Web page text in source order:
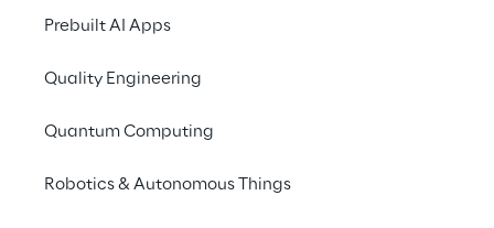
Prebuilt AI Apps
Quality Engineering
Quantum Computing
Robotics & Autonomous Things
una soluzione
rendere scalabili i business basati sui dati,
con la massima flessibilità e agilità,
concetto di Data Mesh, se sia adatto alla